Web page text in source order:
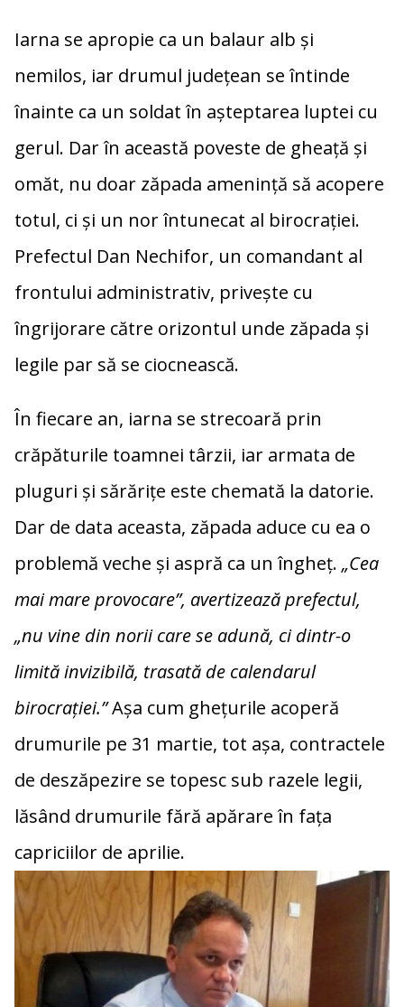
o
o
k
Li
n
k
az
ă
Iarna se apropie ca un balaur alb și
nemilos, iar drumul județean se întinde
înainte ca un soldat în așteptarea luptei cu
gerul. Dar în această poveste de gheață și
omăt, nu doar zăpada amenință să acopere
totul, ci și un nor întunecat al birocrației.
Prefectul Dan Nechifor, un comandant al
frontului administrativ, privește cu
îngrijorare către orizontul unde zăpada și
legile par să se ciocnească.
În fiecare an, iarna se strecoară prin
crăpăturile toamnei târzii, iar armata de
pluguri și sărărițe este chemată la datorie.
Dar de data aceasta, zăpada aduce cu ea o
problemă veche și aspră ca un îngheț. „Cea
mai mare provocare”, avertizează prefectul,
„nu vine din norii care se adună, ci dintr-o
limită invizibilă, trasată de calendarul
birocrației.”Așa cum ghețurile acoperă
drumurile pe 31 martie, tot așa, contractele
de deszăpezire se topesc sub razele legii,
lăsând drumurile fără apărare în fața
capriciilor de aprilie.